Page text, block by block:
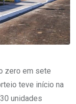
zero em sete
teve início na
unidades